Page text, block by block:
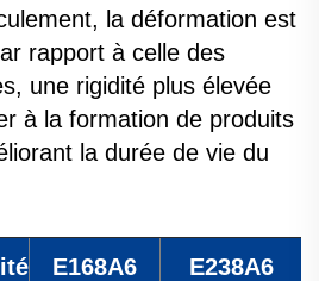
la déformation est
rapport à celle des
une rigidité plus élevée
à la formation de produits
la durée de vie du
E168A6
E238A6